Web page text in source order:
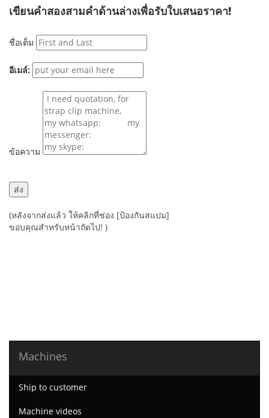
เขียนคำสองสามคำด้านล่างเพื่อรับใบเสนอราคา!
ชื่อเต็ม
อีเมล์:
ข้อความ
(หลังจากส่งแล้ว ให้คลิกที่ช่อง [ป้องกันสแปม]
ขอบคุณสำหรับหน้าถัดไป! )
Machines
Ship to customer
Machine videos